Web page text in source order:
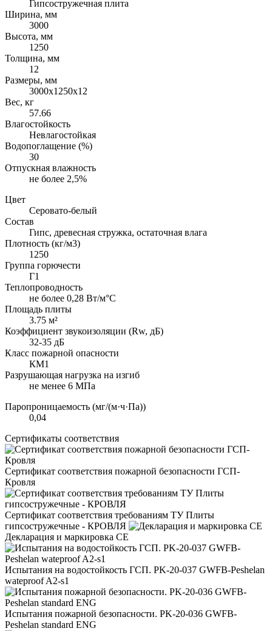
Гипсостружечная плита
Ширина, мм
3000
Высота, мм
1250
Толщина, мм
12
Размеры, мм
3000х1250х12
Вес, кг
57.66
Влагостойкость
Невлагостойкая
Водопоглащение (%)
30
Отпускная влажность
не более 2,5%
Цвет
Серовато-белый
Состав
Гипс, древесная стружка, остаточная влага
Плотность (кг/м3)
1250
Группа горючести
Г1
Теплопроводность
не более 0,28 Вт/м°С
Площадь плиты
3.75 м²
Коэффициент звукоизоляции (Rw, дБ)
32-35 дБ
Класс пожарной опасности
КМ1
Разрушающая нагрузка на изгиб
не менее 6 МПа
Паропроницаемость (мг/(м·ч·Па))
0,04
Сертификаты соответствия
Сертификат соответствия пожарной безопасности ГСП-
Кровля
Сертификат соответствия требованиям ТУ Плиты
гипсостружечные - КРОВЛЯ
Декларация и маркировка CE
Испытания на водостойкость ГСП. PK-20-037 GWFB-Peshelan
wateproof A2-s1
Испытания пожарной безопасности. PK-20-036 GWFB-
Peshelan standard ENG